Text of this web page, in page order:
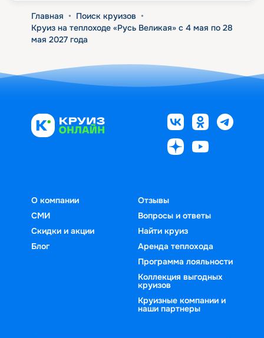
Главная • Поиск круизов •
Круиз на теплоходе «Русь Великая» с 4 мая по 28
мая 2027 года
О компании
СМИ
Скидки и акции
Блог
Отзывы
Вопросы и ответы
Найти круиз
Аренда теплохода
Программа лояльности
Коллекция выгодных
круизов
Круизные компании и
наши партнеры